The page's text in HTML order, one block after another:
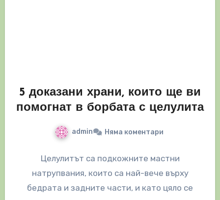
5 доказани храни, които ще ви
помогнат в борбата с целулита
admin Няма коментари
Целулитът са подкожните мастни
натрупвания, които са най-вече върху
бедрата и задните части, и като цяло се